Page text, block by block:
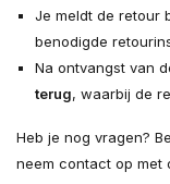
Je meldt de retour
benodigde
Na ontvangst van
terug, waarbij de
Heb je nog vragen?
neem contact op met